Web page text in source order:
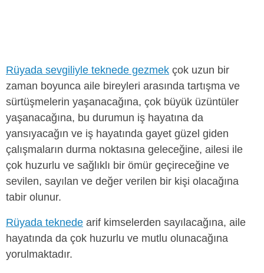
Rüyada sevgiliyle teknede gezmek çok uzun bir
zaman boyunca aile bireyleri arasında tartışma ve
sürtüşmelerin yaşanacağına, çok büyük üzüntüler
yaşanacağına, bu durumun iş hayatına da
yansıyacağın ve iş hayatında gayet güzel giden
çalışmaların durma noktasına geleceğine, ailesi ile
çok huzurlu ve sağlıklı bir ömür geçireceğine ve
sevilen, sayılan ve değer verilen bir kişi olacağına
tabir olunur.
Rüyada teknede arif kimselerden sayılacağına, aile
hayatında da çok huzurlu ve mutlu olunacağına
yorulmaktadır.